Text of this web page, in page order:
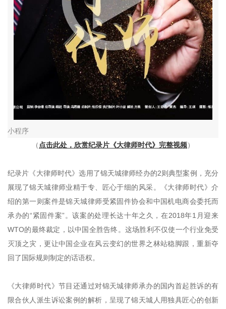
小程序
（ 点击此处，欣赏纪录片《大律师时代》完整视频）
纪录片《大律师时代》选用了锦天城律师经办的2则典型案例，充分
展现了锦天城律师业精于专、匠心于细的风采。《大律师时代》介
绍的第一则案件是锦天城律师受紧固件协会和中国机电商会委托而
承办的“紧固件案”。该案的处理长达十年之久，在2018年1月迎来
WTO的最终裁定，以中国全胜告终。这场胜利不仅使一个行业免受
灭顶之灾，更让中国企业在风云变幻的世界之林站稳脚跟，重新夺
回了国际规则制定的话语权。
《大律师时代》节目还通过对锦天城律师承办的国内首起胜诉的有
限合伙人派生诉讼案例的解析，呈现了锦天城人用独具匠心的创新